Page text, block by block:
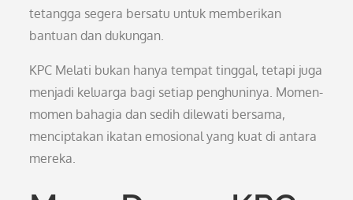
tetangga segera bersatu untuk memberikan
bantuan dan dukungan.
KPC Melati bukan hanya tempat tinggal, tetapi juga
menjadi keluarga bagi setiap penghuninya. Momen-
momen bahagia dan sedih dilewati bersama,
menciptakan ikatan emosional yang kuat di antara
mereka.